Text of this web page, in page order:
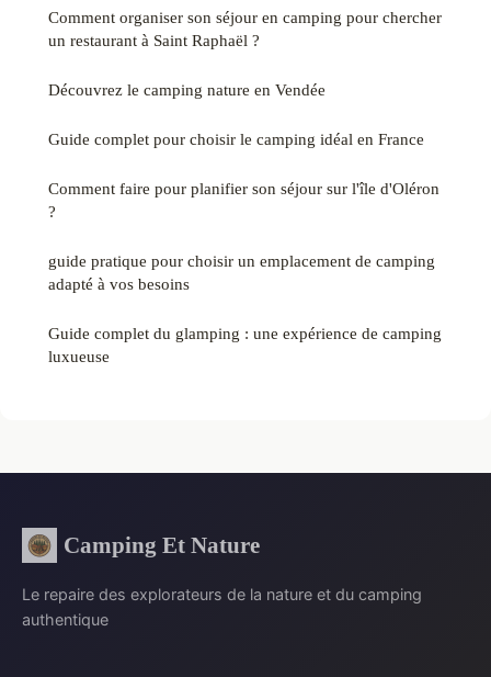
Comment organiser son séjour en camping pour chercher
un restaurant à Saint Raphaël ?
Découvrez le camping nature en Vendée
Guide complet pour choisir le camping idéal en France
Comment faire pour planifier son séjour sur l'île d'Oléron
?
guide pratique pour choisir un emplacement de camping
adapté à vos besoins
Guide complet du glamping : une expérience de camping
luxueuse
Camping Et Nature
Le repaire des explorateurs de la nature et du camping
authentique